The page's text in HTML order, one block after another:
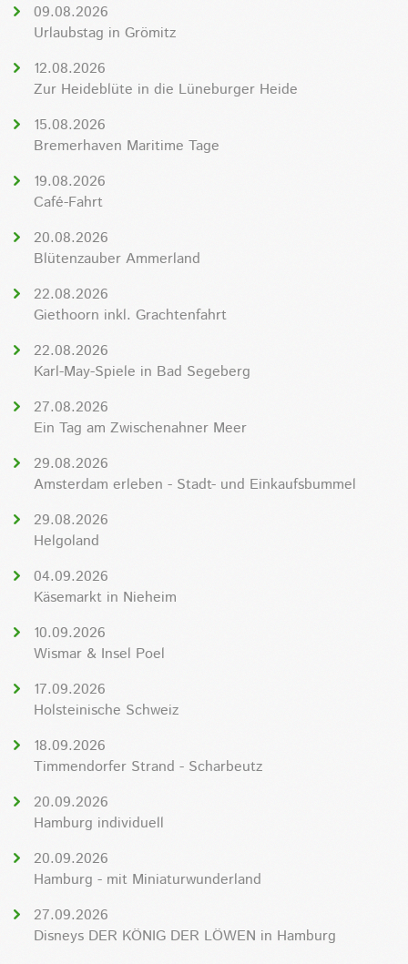
09.08.2026
Urlaubstag in Grömitz
12.08.2026
Zur Heideblüte in die Lüneburger Heide
15.08.2026
Bremerhaven Maritime Tage
19.08.2026
Café-Fahrt
20.08.2026
Blütenzauber Ammerland
22.08.2026
Giethoorn inkl. Grachtenfahrt
22.08.2026
Karl-May-Spiele in Bad Segeberg
27.08.2026
Ein Tag am Zwischenahner Meer
29.08.2026
Amsterdam erleben - Stadt- und Einkaufsbummel
29.08.2026
Helgoland
04.09.2026
Käsemarkt in Nieheim
10.09.2026
Wismar & Insel Poel
17.09.2026
Holsteinische Schweiz
18.09.2026
Timmendorfer Strand - Scharbeutz
20.09.2026
Hamburg individuell
20.09.2026
Hamburg - mit Miniaturwunderland
27.09.2026
Disneys DER KÖNIG DER LÖWEN in Hamburg